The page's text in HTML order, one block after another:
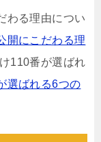
わる理由につい
開にこだわる理
110番が選ばれ
選ばれる6つの